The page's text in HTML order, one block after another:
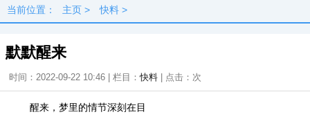
当前位置： 主页 > 快料 >
默默醒来
时间：2022-09-22 10:46 | 栏目：快料 | 点击： 次
醒来，梦里的情节深刻在目